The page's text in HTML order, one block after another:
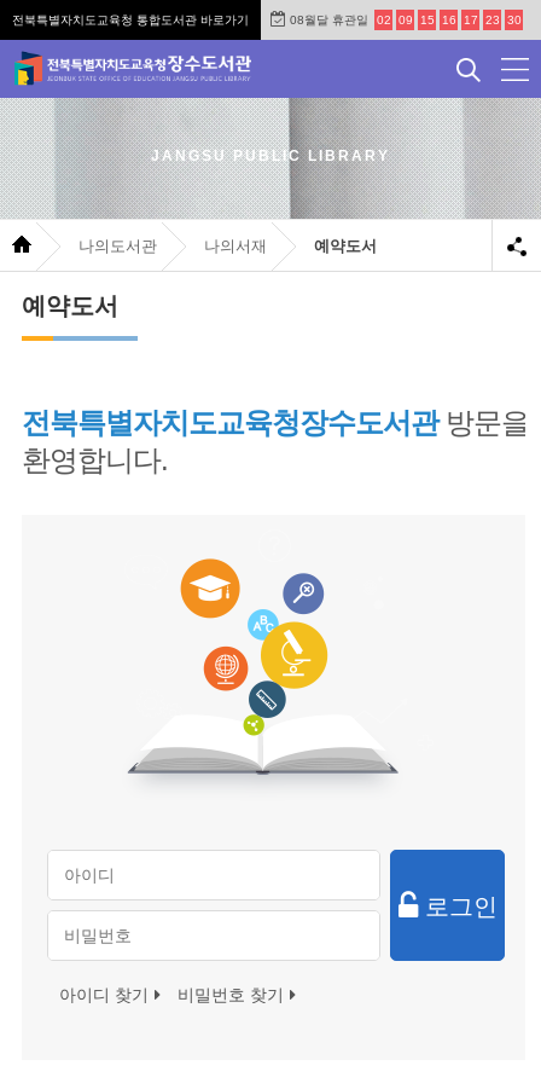
전북특별자치도교육청 통합도서관 바로가기 08월달 휴관일 02 09 15 16 17 23 30
JANGSU PUBLIC LIBRARY
나의도서관 나의서재 예약도서
예약도서
전북특별자치도교육청장수도서관 방문을
환영합니다.
로그인
아이디 찾기 비밀번호 찾기